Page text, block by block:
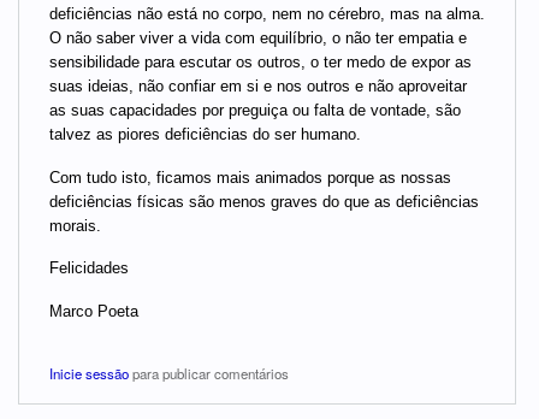
deficiências não está no corpo, nem no cérebro, mas na alma.
O não saber viver a vida com equilíbrio, o não ter empatia e
sensibilidade para escutar os outros, o ter medo de expor as
suas ideias, não confiar em si e nos outros e não aproveitar
as suas capacidades por preguiça ou falta de vontade, são
talvez as piores deficiências do ser humano.
Com tudo isto, ficamos mais animados porque as nossas
deficiências físicas são menos graves do que as deficiências
morais.
Felicidades
Marco Poeta
Inicie sessãopara publicar comentários